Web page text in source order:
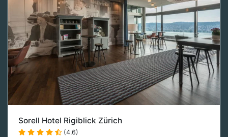
Sorell Hotel Rigiblick Zürich
(4.6)